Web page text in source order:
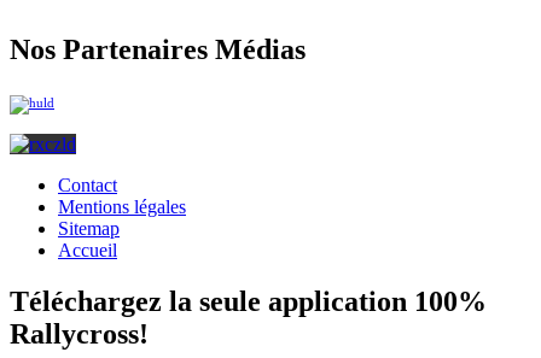
Nos Partenaires Médias
Contact
Mentions légales
Sitemap
Accueil
Téléchargez la seule application 100%
Rallycross!